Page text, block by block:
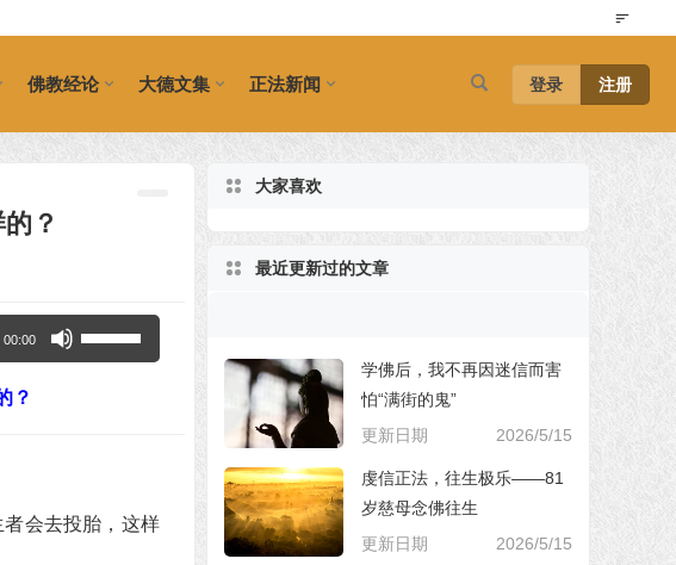
佛教经论 大德文集 正法新闻 登录 注册
？
00:00
使
用
？
会去投胎，这样
大家喜欢
最近更新过的文章
学佛后，我不再因迷信而害
怕“满街的鬼”
更新日期
2026/5/15
虔信正法，往生极乐——81
岁慈母念佛往生
更新日期
2026/5/15